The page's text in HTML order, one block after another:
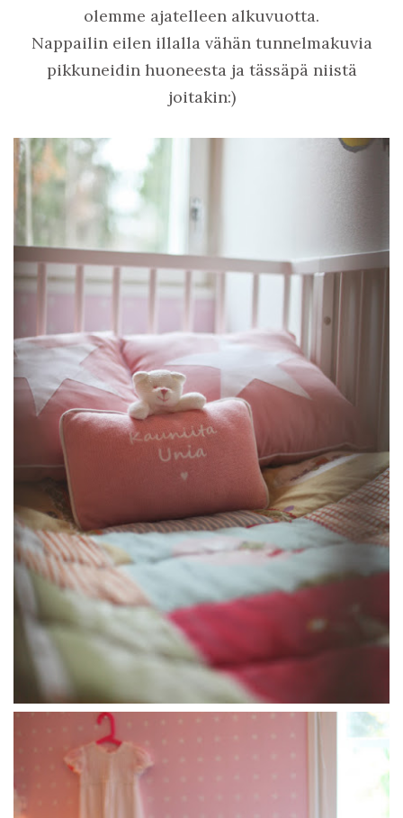
olemme ajatelleen alkuvuotta.
Nappailin eilen illalla vähän tunnelmakuvia
pikkuneidin huoneesta ja tässäpä niistä
joitakin:)